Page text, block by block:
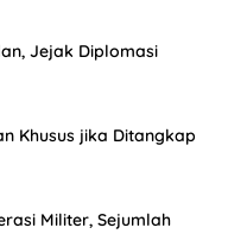
Jejak Diplomasi
Khusus jika Ditangkap
Militer, Sejumlah